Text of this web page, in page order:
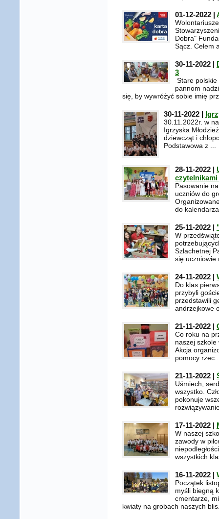
01-12-2022 |
Dobra"
Sącz. Celem
30-11-2022 |
3
Stare polskie
pannom
się, by wywróżyć sobie imię
30-11-2022 |
30.11.2022r. w
Igrzyska
dziewcząt i
Podstawowa z ...
28-11-2022 |
Pasowanie
uczniów do
do
25-11-2022 |
W
Szlachetnej
się uczniowie
24-11-2022 |
Do klas
przybyli
przedstawili
andrzejkowe
21-11-2022 |
Co roku na
naszej szkole
Akcja
pomocy
21-11-2022 |
Uśmiech,
wszystko.
pokonuje
17-11-2022 |
W naszej
zawody w
wszystkich
16-11-2022 |
Początek
myśli biegną
cmentarze,
kwiaty na grobach naszych